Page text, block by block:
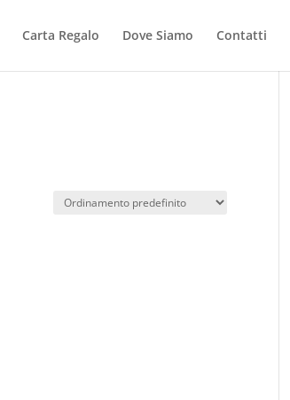
Carta Regalo Dove Siamo Contatti